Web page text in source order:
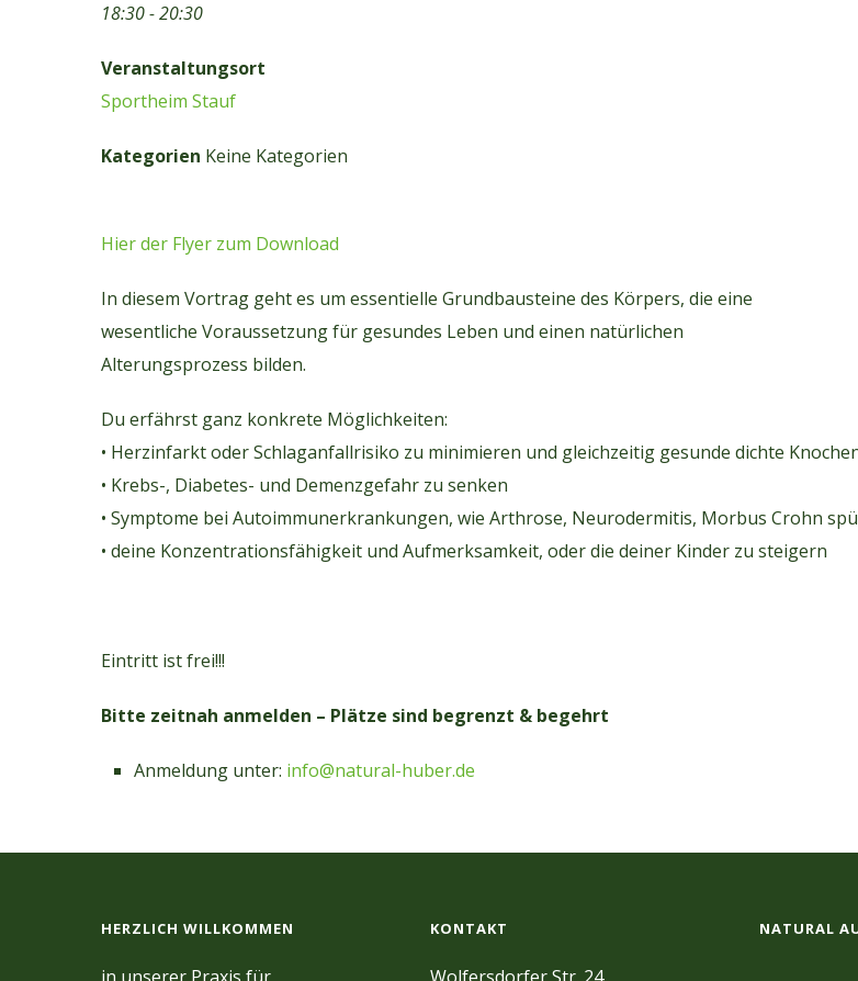
18:30 - 20:30
Veranstaltungsort
Sportheim Stauf
Kategorien Keine Kategorien
Hier der Flyer zum Download
In diesem Vortrag geht es um essentielle Grundbausteine des Körpers, die eine
wesentliche Voraussetzung für gesundes Leben und einen natürlichen
Alterungsprozess bilden.
Du erfährst ganz konkrete Möglichkeiten:
• Herzinfarkt oder Schlaganfallrisiko zu minimieren und gleichzeitig gesunde dichte
• Krebs-, Diabetes- und Demenzgefahr zu senken
• Symptome bei Autoimmunerkrankungen, wie Arthrose, Neurodermitis, Morbus Crohn
• deine Konzentrationsfähigkeit und Aufmerksamkeit, oder die deiner Kinder zu steigern
Eintritt ist frei!!!
Bitte zeitnah anmelden – Plätze sind begrenzt & begehrt
Anmeldung unter: info@natural-huber.de
HERZLICH WILLKOMMEN KONTAKT NATURAL